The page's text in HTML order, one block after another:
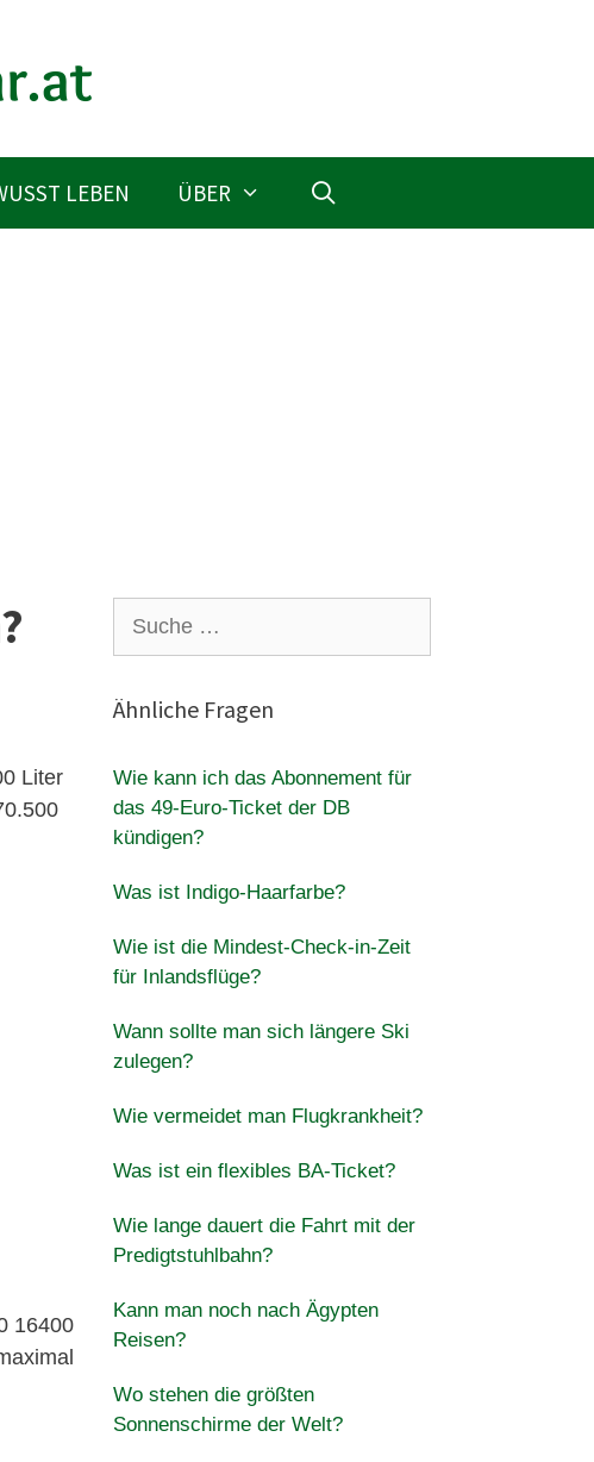
LEBEN ÜBER
Liter
16400
nach:
Ähnliche Fragen
Wie kann ich das Abonnement für
das 49-Euro-Ticket der DB
kündigen?
Was ist Indigo-Haarfarbe?
Wie ist die Mindest-Check-in-Zeit
für Inlandsflüge?
Wann sollte man sich längere Ski
zulegen?
Wie vermeidet man Flugkrankheit?
Was ist ein flexibles BA-Ticket?
Wie lange dauert die Fahrt mit der
Predigtstuhlbahn?
Kann man noch nach Ägypten
Reisen?
Wo stehen die größten
Sonnenschirme der Welt?